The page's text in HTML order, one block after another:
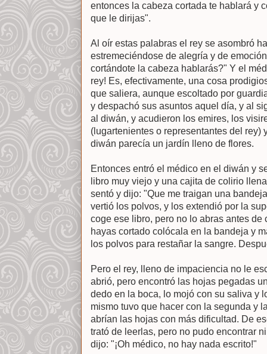
entonces la cabeza cortada te hablará y
que le dirijas".
Al oír estas palabras el rey se asombró
estremeciéndose de alegría y de
cortándote la cabeza hablarás?" Y el
rey! Es, efectivamente, una cosa
que saliera, aunque escoltado por
y despachó sus asuntos aquel día, y al
al diwán, y acudieron los emires, los
(lugartenientes o representantes del rey)
diwán parecía un jardín lleno de flores.
Entonces entró el médico en el diwán y
libro muy viejo y una cajita de colirio
sentó y dijo: "Que me traigan una
vertió los polvos, y los extendió por la
coge ese libro, pero no lo abras antes
hayas cortado colócala en la bandeja y
los polvos para restañar la sangre.
Pero el rey, lleno de impaciencia no le
abrió, pero encontró las hojas pegadas
dedo en la boca, lo mojó con su saliva y
mismo tuvo que hacer con la segunda y
abrían las hojas con más dificultad. De
trató de leerlas, pero no pudo encontrar
dijo: "¡Oh médico, no hay nada escrito!"